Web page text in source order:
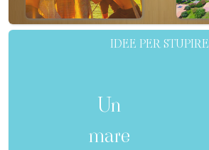
IDEE PER STUPIRE
Un
mare